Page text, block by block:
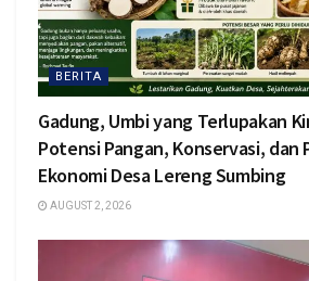
BERITA
Gadung, Umbi yang Terlupakan
Potensi Pangan, Konservasi, dan
Ekonomi Desa Lereng Sumbing
AUGUST 2, 2026